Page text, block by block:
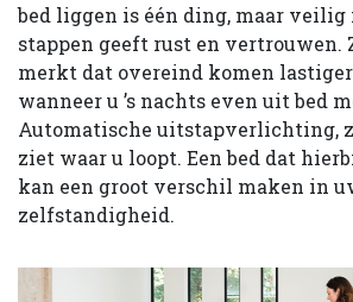
bed liggen is één ding, maar veilig
stappen geeft rust en vertrouwen.
merkt dat overeind komen
wanneer u ’s nachts even uit bed
Automatische uitstapverlichting,
ziet waar u loopt. Een bed dat
kan een groot verschil maken in
zelfstandigheid.